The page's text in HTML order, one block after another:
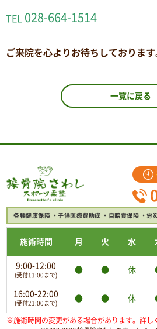
TEL 028-664-1514
ご来院を心よりお待ちしております
一覧に戻る
各種健康保険 子供医療費助成 自賠責保険 労
施術時間 月 火 水
9:00-12:00
(受付11:00まで)
● ● 休
16:00-22:00
(受付21:00まで)
● ● 休
※施術時間の変更がある場合があります。詳し